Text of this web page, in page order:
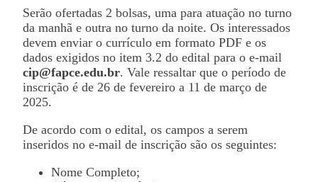
Serão ofertadas 2 bolsas, uma para atuação no turno
da manhã e outra no turno da noite. Os interessados
devem enviar o currículo em formato PDF e os
dados exigidos no item 3.2 do edital para o e-mail
cip@fapce.edu.br. Vale ressaltar que o período de
inscrição é de 26 de fevereiro a 11 de março de
2025.
De acordo com o edital, os campos a serem
inseridos no e-mail de inscrição são os seguintes:
Nome Completo;